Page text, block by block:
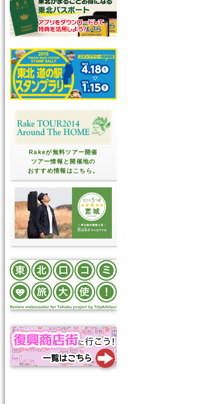
Rakeが無料ツアー開催
ツアー情報と開催地の
おすすめ情報はこちら。